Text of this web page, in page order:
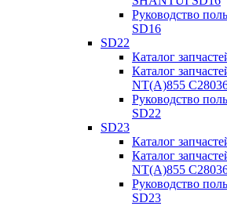
Руководство
SD16
SD22
Каталог
Каталог
NT(A)855
Руководство
SD22
SD23
Каталог
Каталог
NT(A)855
Руководство
SD23